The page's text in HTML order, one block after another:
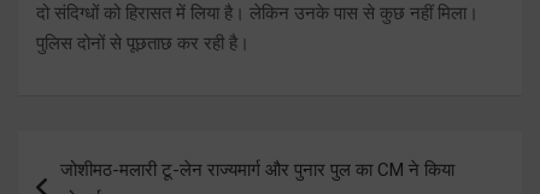
दो संदिग्धों को हिरासत में लिया है। लेकिन उनके पास से कुछ नहीं मिला।
पुलिस दोनों से पूछताछ कर रही है।
जोशीमठ-मलारी टू-लेन राज्यमार्ग और पुनार पुल का CM ने किया